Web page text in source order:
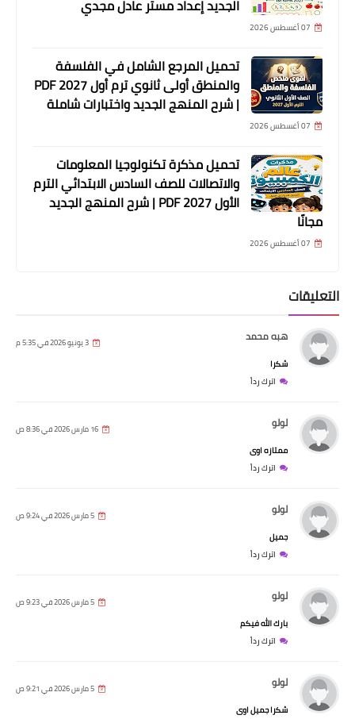
الجديد إعداد مستر عادل مجدي
07 أغسطس 2026
تحميل المرجع الشامل في الفلسفة
والمنطق أولى ثانوي ترم أول 2027 PDF
| شرح المنهج الجديد واختبارات شاملة
07 أغسطس 2026
تحميل مذكرة تكنولوجيا المعلومات
والاتصالات للصف السادس الابتدائي الترم
الأول 2027 PDF | شرح المنهج الجديد
مجانًا
07 أغسطس 2026
التعليقات
هبه محمد 3 يونيو 2026 في 5:35 م
شكرا
اترك رداً
لولو 16 مارس 2026 في 8:36 ص
ممتازه اوى
اترك رداً
لولو 5 مارس 2026 في 9:24 ص
جميل
اترك رداً
لولو 5 مارس 2026 في 9:23 ص
بارك الله فيكم
اترك رداً
لولو 5 مارس 2026 في 9:21 ص
شكرا جميل اوى